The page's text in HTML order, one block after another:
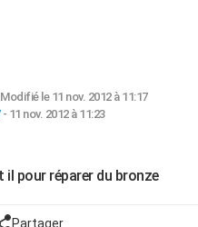
Modifié le 11 nov. 2012 à 11:17
- 11 nov. 2012 à 11:23
il pour réparer du bronze
Partager